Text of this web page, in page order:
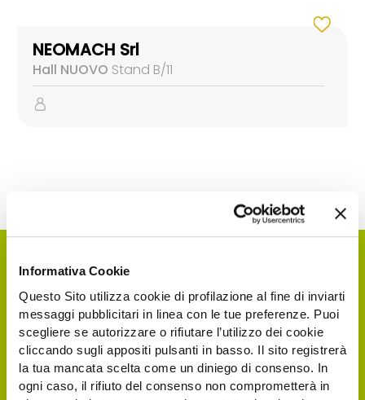
Informativa Cookie
Questo Sito utilizza cookie di profilazione al fine di inviarti
messaggi pubblicitari in linea con le tue preferenze. Puoi
scegliere se autorizzare o rifiutare l’utilizzo dei cookie
cliccando sugli appositi pulsanti in basso. Il sito registrerà
la tua mancata scelta come un diniego di consenso. In
ogni caso, il rifiuto del consenso non comprometterà in
NEOMACH Srl
Hall NUOVO Stand B/11